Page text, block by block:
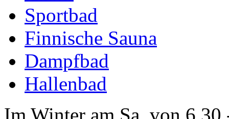
Sportbad
Finnische Sauna
Dampfbad
Hallenbad
Im Winter am Sa. von